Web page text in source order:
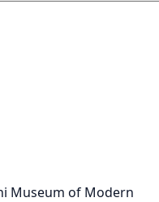
Museum of Modern